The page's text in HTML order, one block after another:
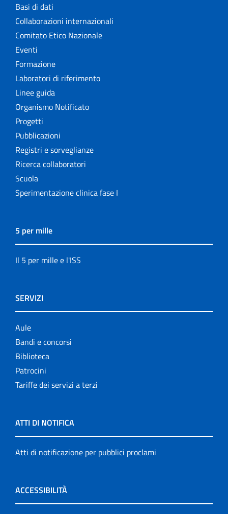
Basi di dati
Collaborazioni internazionali
Comitato Etico Nazionale
Eventi
Formazione
Laboratori di riferimento
Linee guida
Organismo Notificato
Progetti
Pubblicazioni
Registri e sorveglianze
Ricerca collaboratori
Scuola
Sperimentazione clinica fase I
5 per mille
Il 5 per mille e l'ISS
SERVIZI
Aule
Bandi e concorsi
Biblioteca
Patrocini
Tariffe dei servizi a terzi
ATTI DI NOTIFICA
Atti di notificazione per pubblici proclami
ACCESSIBILITÀ